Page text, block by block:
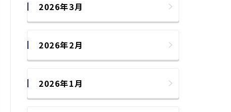
2026年3月
2026年2月
2026年1月